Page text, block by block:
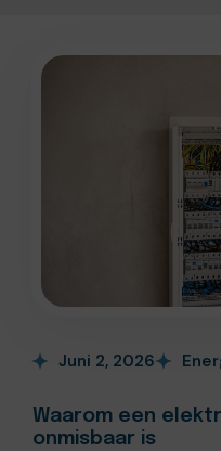
Juni 2, 2026
Waarom een
onmisbaar is